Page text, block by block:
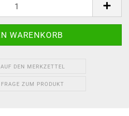
AUF DEN MERKZETTEL
FRAGE ZUM PRODUKT